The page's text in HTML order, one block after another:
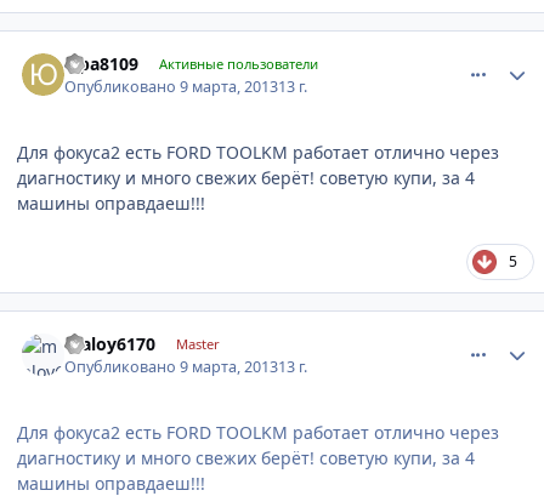
юра8109 Активные пользователи
Опубликовано9 марта, 201313 г.
Для фокуса2 есть FORD TOOLKM работает отлично через
диагностику и много свежих берёт! советую купи, за 4
машины оправдаеш!!!
5
maloy6170 Master
Опубликовано9 марта, 201313 г.
Для фокуса2 есть FORD TOOLKM работает отлично через
диагностику и много свежих берёт! советую купи, за 4
машины оправдаеш!!!